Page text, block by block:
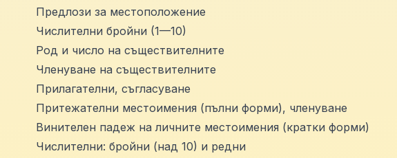
Предлози за местоположение
Числителни бройни (1—10)
Род и число на съществителните
Членуване на съществителните
Прилагателни, съгласуване
Притежателни местоимения (пълни форми), членуване
Винителен падеж на личните местоимения (кратки форми)
Числителни: бройни (над 10) и редни